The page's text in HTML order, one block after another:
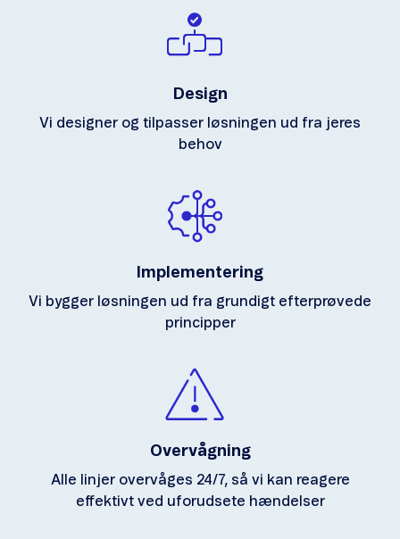
Design
Vi designer og tilpasser løsningen ud fra jeres
behov
Implementering
Vi bygger løsningen ud fra grundigt efterprøvede
principper
Overvågning
Alle linjer overvåges 24/7, så vi kan reagere
effektivt ved uforudsete hændelser